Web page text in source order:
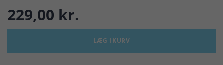
229,00 kr.
LÆG I KURV